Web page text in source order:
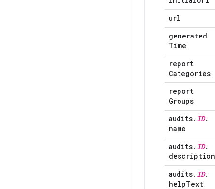
url
generated
Time
report
Categories
report
Groups
audits. ID.
name
audits. ID.
description
audits. ID.
helpText